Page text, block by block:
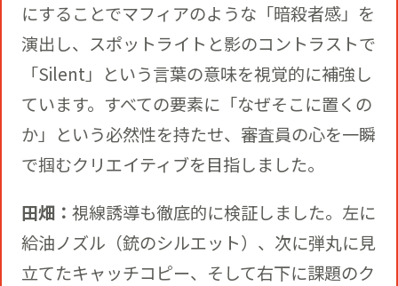
にすることでマフィアのような「暗殺者感」を
演出し、スポットライトと影のコントラストで
「Silent」という言葉の意味を視覚的に補強し
ています。すべての要素に「なぜそこに置くの
か」という必然性を持たせ、審査員の心を一瞬
で掴むクリエイティブを目指しました。
田畑： 視線誘導も徹底的に検証しました。左に
給油ノズル（銃のシルエット）、次に弾丸に見
立てたキャッチコピー、そして右下に課題のク